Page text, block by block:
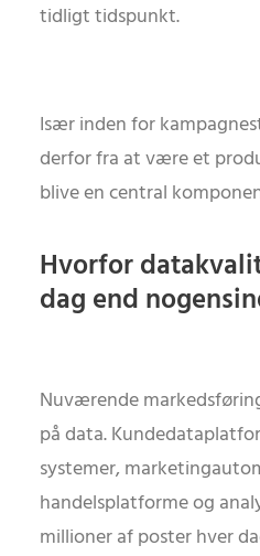
tidligt tidspunkt.
Især inden for
derfor fra at være et
blive en central
Hvorfor
dag end
Nuværende
på data.
systemer,
handelsplatforme og
millioner af poster hver